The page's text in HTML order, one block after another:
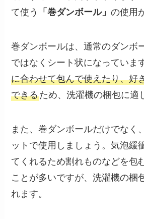
て使う
「巻ダンボール」の使用
巻ダンボールは、通常のダンボ
ではなくシート状になっていま
に合わせて包んで使えたり、好
できるため、洗濯機の梱包に適
また、巻ダンボールだけでなく
ットで使用しましょう。気泡緩
てくれるため割れものなどを包
ことが多いですが、洗濯機の梱
れます。